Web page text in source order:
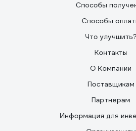
Способы
Способы
Что улучшить?
Контакты
О Компании
Поставщикам
Партнерам
Информация для